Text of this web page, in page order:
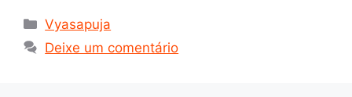
Categorias
Vyasapuja
Deixe um comentário